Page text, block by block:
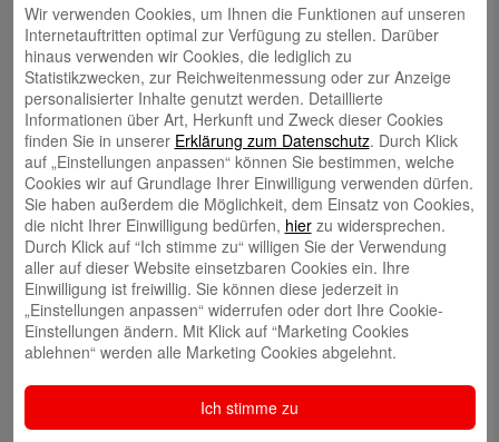
Christoph Kaleschke
Stephan Merkel
Rahel Neufeld
Wir verwenden Cookies, um Ihnen die Funktionen auf unseren
Internetauftritten optimal zur Verfügung zu stellen. Darüber
hinaus verwenden wir Cookies, die lediglich zu
Statistikzwecken, zur Reichweitenmessung oder zur Anzeige
personalisierter Inhalte genutzt werden. Detaillierte
Informationen über Art, Herkunft und Zweck dieser Cookies
finden Sie in unserer Erklärung zum Datenschutz. Durch Klick
auf „Einstellungen anpassen“ können Sie bestimmen, welche
Cookies wir auf Grundlage Ihrer Einwilligung verwenden dürfen.
Sie haben außerdem die Möglichkeit, dem Einsatz von Cookies,
die nicht Ihrer Einwilligung bedürfen, hierzu widersprechen.
Durch Klick auf “Ich stimme zu“ willigen Sie der Verwendung
aller auf dieser Website einsetzbaren Cookies ein. Ihre
Einwilligung ist freiwillig. Sie können diese jederzeit in
„Einstellungen anpassen“ widerrufen oder dort Ihre Cookie-
Einstellungen ändern. Mit Klick auf “Marketing Cookies
ablehnen“ werden alle Marketing Cookies abgelehnt.
Ich stimme zu